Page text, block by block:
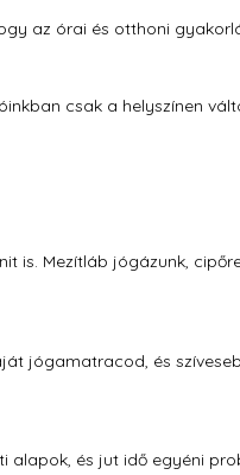
az órai és otthoni
csak a helyszínen
is. Mezítláb jógázunk,
jógamatracod, és
és jut idő egyéni